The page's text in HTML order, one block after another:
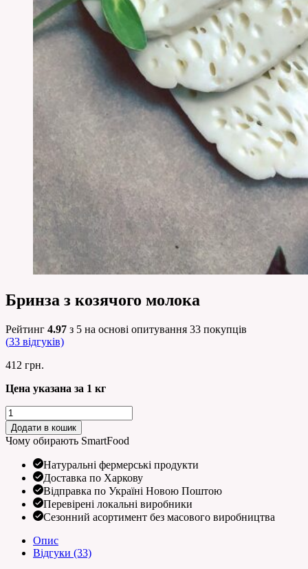
Бринза з козячого молока
Рейтинг 4.97 з 5 на основі опитування 33 покупців
(33 відгуків)
412 грн.
Цена указана за 1 кг
Бринза
з
козячого
молока
кількість
Додати в кошик
Чому обирають SmartFood
Натуральні фермерські продукти
Доставка по Харкову
Відправка по Україні Новою Поштою
Перевірені локальні виробники
Сезонний асортимент без масового виробництва
Опис
Відгуки (33)